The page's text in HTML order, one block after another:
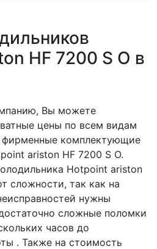
HF 7200 S O в
Вы можете
цены по всем видам
фирменные комплектующие
ariston HF 7200 S O.
Hotpoint ariston
сложности, так как на
нужны
сложные поломки
часов до
. Также на стоимость